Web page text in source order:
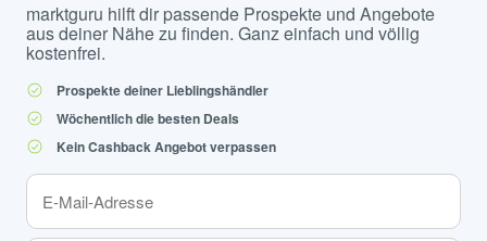
marktguru hilft dir passende Prospekte und Angebote
aus deiner Nähe zu finden. Ganz einfach und völlig
kostenfrei.
Prospekte deiner Lieblingshändler
Wöchentlich die besten Deals
Kein Cashback Angebot verpassen